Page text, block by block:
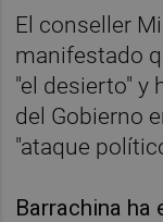
El conseller
manifestado
"el desierto" y
del Gobierno
"ataque
Barrachina ha